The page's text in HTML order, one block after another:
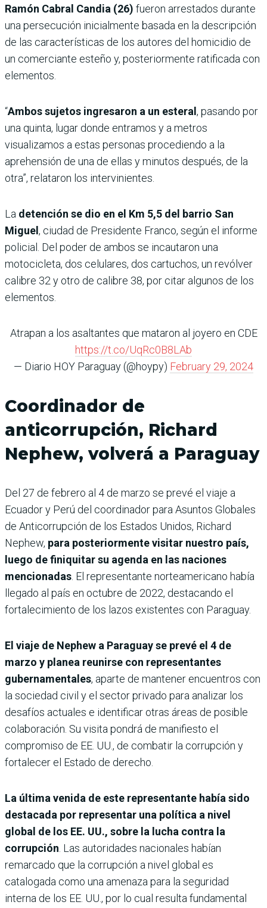
Ramón Cabral Candia (26) fueron arrestados durante
una persecución inicialmente basada en la descripción
de las características de los autores del homicidio de
un comerciante esteño y, posteriormente ratificada con
elementos.
“Ambos sujetos ingresaron a un esteral , pasando por
una quinta, lugar donde entramos y a metros
visualizamos a estas personas procediendo a la
aprehensión de una de ellas y minutos después, de la
otra”, relataron los intervinientes.
La detención se dio en el Km 5,5 del barrio San
Miguel , ciudad de Presidente Franco, según el informe
policial. Del poder de ambos se incautaron una
motocicleta, dos celulares, dos cartuchos, un revólver
calibre 32 y otro de calibre 38, por citar algunos de los
elementos.
Atrapan a los asaltantes que mataron al joyero en CDE
https://t.co/UqRc0B8LAb
— Diario HOY Paraguay (@hoypy) February 29, 2024
Coordinador de
anticorrupción, Richard
Nephew, volverá a Paraguay
Del 27 de febrero al 4 de marzo se prevé el viaje a
Ecuador y Perú del coordinador para Asuntos Globales
de Anticorrupción de los Estados Unidos, Richard
Nephew, para posteriormente visitar nuestro país,
luego de finiquitar su agenda en las naciones
mencionadas . El representante norteamericano había
llegado al país en octubre de 2022, destacando el
fortalecimiento de los lazos existentes con Paraguay.
El viaje de Nephew a Paraguay se prevé el 4 de
marzo y planea reunirse con representantes
gubernamentales, aparte de mantener encuentros con
la sociedad civil y el sector privado para analizar los
desafíos actuales e identificar otras áreas de posible
colaboración. Su visita pondrá de manifiesto el
compromiso de EE. UU., de combatir la corrupción y
fortalecer el Estado de derecho.
La última venida de este representante había sido
destacada por representar una política a nivel
global de los EE. UU., sobre la lucha contra la
corrupción . Las autoridades nacionales habían
remarcado que la corrupción a nivel global es
catalogada como una amenaza para la seguridad
interna de los EE. UU., por lo cual resulta fundamental